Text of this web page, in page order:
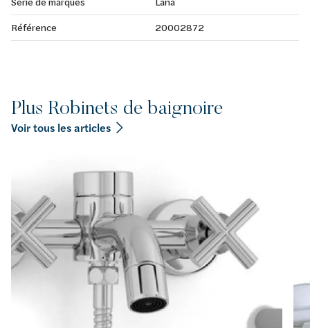
Référence
20002872
Plus Robinets de baignoire
Voir tous les articles